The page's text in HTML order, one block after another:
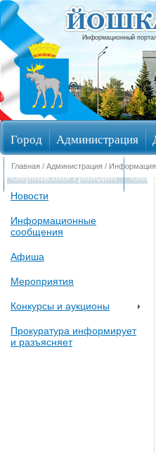
Информационный
Город Администрация
Обращения граждан
Главная / Администрация / Информация
Новости
Информационные
сообщения
Афиша
Мероприятия
Конкурсы и аукционы
Прокуратура информирует
и разъясняет